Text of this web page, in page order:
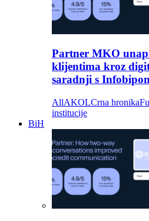
Partner MKO
klijentima kroz
saradnji s
AllAKOLCrna hronika
institucije
BiH